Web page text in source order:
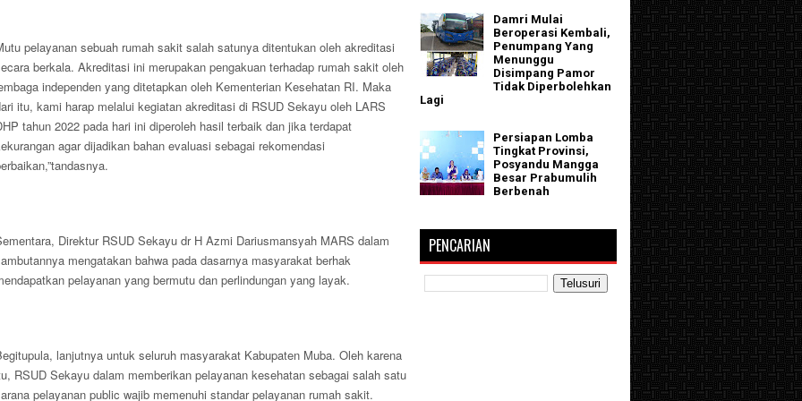
pelayanan sebuah rumah sakit salah satunya ditentukan oleh akreditasi
berkala. Akreditasi ini merupakan pengakuan terhadap rumah sakit oleh
independen yang ditetapkan oleh Kementerian Kesehatan RI. Maka
itu, kami harap melalui kegiatan akreditasi di RSUD Sekayu oleh LARS
tahun 2022 pada hari ini diperoleh hasil terbaik dan jika terdapat
agar dijadikan bahan evaluasi sebagai rekomendasi
Direktur RSUD Sekayu dr H Azmi Dariusmansyah MARS dalam
mengatakan bahwa pada dasarnya masyarakat berhak
pelayanan yang bermutu dan perlindungan yang layak.
lanjutnya untuk seluruh masyarakat Kabupaten Muba. Oleh karena
RSUD Sekayu dalam memberikan pelayanan kesehatan sebagai salah satu
pelayanan public wajib memenuhi standar pelayanan rumah sakit.
Damri Mulai
Beroperasi Kembali,
Penumpang Yang
Menunggu
Disimpang Pamor
Tidak Diperbolehkan
Lagi
Persiapan Lomba
Tingkat Provinsi,
Posyandu Mangga
Besar Prabumulih
Berbenah
PENCARIAN